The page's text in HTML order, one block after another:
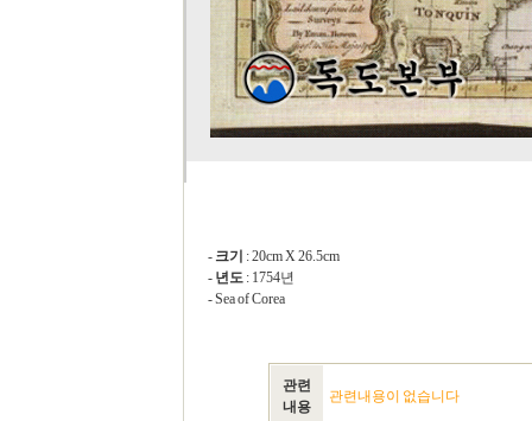
- 크기 : 20cm X 26.5cm
- 년도 : 1754년
- Sea of Corea
관련
내용
관련내용이 없습니다